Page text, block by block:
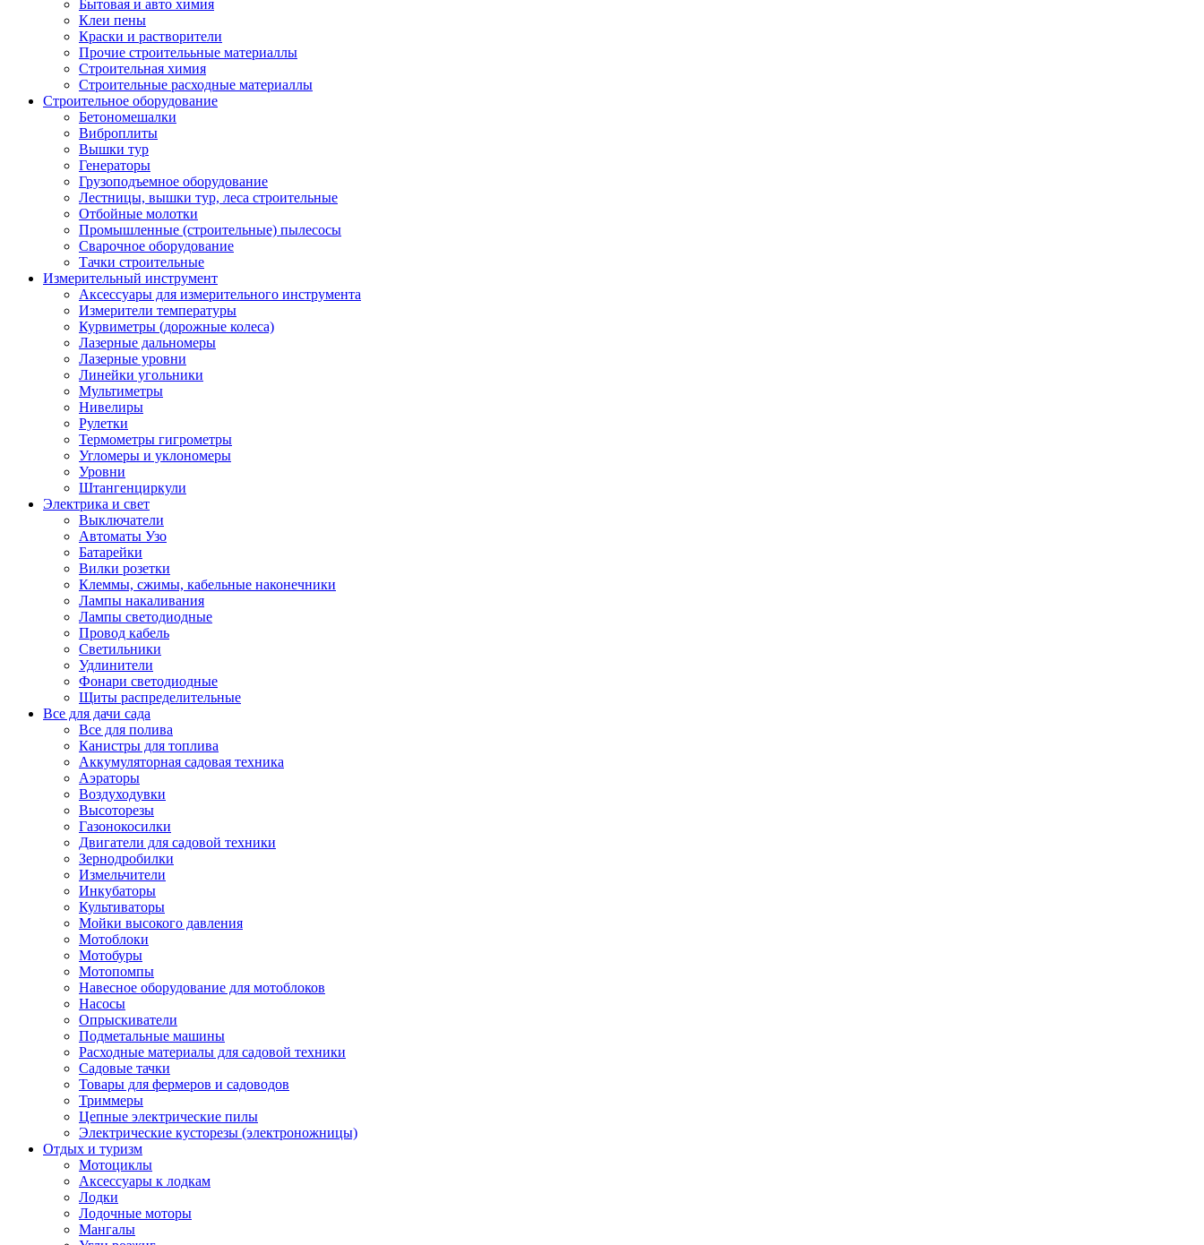
Бытовая и авто химия
Клеи пены
Краски и растворители
Прочие строителььные материаллы
Строительная химия
Строительные расходные материаллы
Строительное оборудование
Бетономешалки
Виброплиты
Вышки тур
Генераторы
Грузоподъемное оборудование
Лестницы, вышки тур, леса строительные
Отбойные молотки
Промышленные (строительные) пылесосы
Сварочное оборудование
Тачки строительные
Измерительный инструмент
Аксессуары для измерительного инструмента
Измерители температуры
Курвиметры (дорожные колеса)
Лазерные дальномеры
Лазерные уровни
Линейки угольники
Мультиметры
Нивелиры
Рулетки
Термометры гигрометры
Угломеры и уклономеры
Уровни
Штангенциркули
Электрика и свет
Выключатели
Автоматы Узо
Батарейки
Вилки розетки
Клеммы, сжимы, кабельные наконечники
Лампы накаливания
Лампы светодиодные
Провод кабель
Светильники
Удлинители
Фонари светодиодные
Щиты распределительные
Все для дачи сада
Все для полива
Канистры для топлива
Аккумуляторная садовая техника
Аэраторы
Воздуходувки
Высоторезы
Газонокосилки
Двигатели для садовой техники
Зернодробилки
Измельчители
Инкубаторы
Культиваторы
Мойки высокого давления
Мотоблоки
Мотобуры
Мотопомпы
Навесное оборудование для мотоблоков
Насосы
Опрыскиватели
Подметальные машины
Расходные материалы для садовой техники
Садовые тачки
Товары для фермеров и садоводов
Триммеры
Цепные электрические пилы
Электрические кусторезы (электроножницы)
Отдых и туризм
Мотоциклы
Аксессуары к лодкам
Лодки
Лодочные моторы
Мангалы